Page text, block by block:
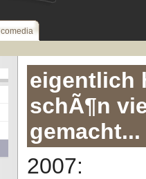
comedia
eigentlich
schÃ¶n
2007: